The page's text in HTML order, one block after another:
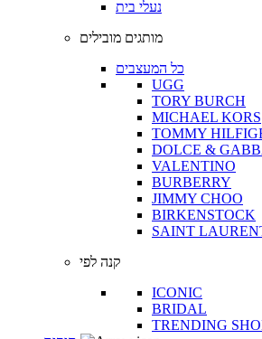
נעלי בית
מותגים מובילים
כל המעצבים
UGG
TORY BURCH
MICHAEL KORS
TOMMY
DOLCE &
VALENTINO
BURBERRY
JIMMY CHOO
BIRKENSTOCK
SAINT
קנה לפי
ICONIC
BRIDAL
TRENDING